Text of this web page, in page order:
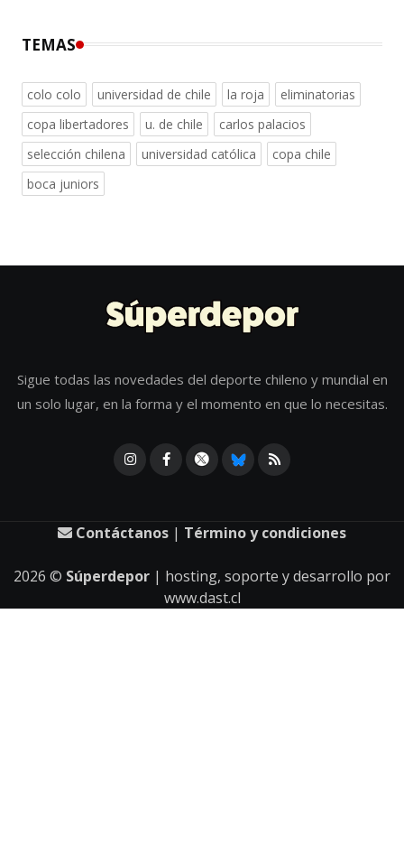
TEMAS
colo colo universidad de chile la roja
eliminatorias
copa libertadores
u. de chile
carlos palacios
selección chilena
universidad católica
copa chile
boca juniors
Sigue todas las novedades del deporte chileno y mundial en
un solo lugar, en la forma y el momento en que lo necesitas.
Contáctanos | Término y condiciones
2026 © Súperdepor | hosting, soporte y desarrollo por
www.dast.cl